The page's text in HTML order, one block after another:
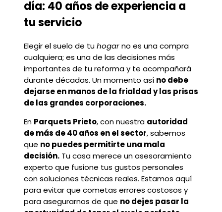
día: 40 años de experiencia a
tu servicio
Elegir el suelo de tuhogarno es una compra
cualquiera; es una de las decisiones más
importantes de tu reforma y te acompañará
durante décadas. Un momento así no debe
dejarse en manos de la frialdad y las prisas
de las grandes corporaciones.
En Parquets Prieto, con nuestra autoridad
de más de 40 años en el sector, sabemos
que no puedes permitirte una mala
decisión. Tu casa merece un asesoramiento
experto que fusione tus gustos personales
con soluciones técnicas reales. Estamos aquí
para evitar que cometas errores costosos y
para asegurarnos de que no dejes pasar la